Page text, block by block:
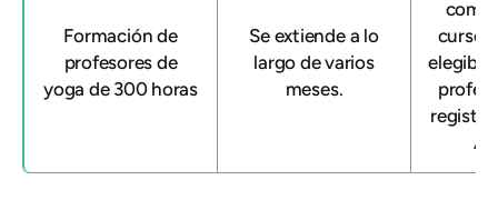
Formación de
profesores de
yoga de 300 horas
Se extiende a lo
largo de varios
meses.
curso,
elegible